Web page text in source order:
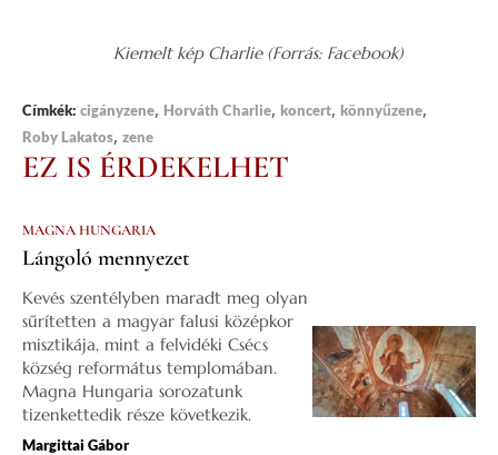
Kiemelt kép Charlie (Forrás: Facebook)
Címkék: cigányzene, Horváth Charlie, koncert, könnyűzene,
Roby Lakatos, zene
EZ IS ÉRDEKELHET
MAGNA HUNGARIA
Lángoló mennyezet
Kevés szentélyben maradt meg olyan
sűrítetten a magyar falusi középkor
misztikája, mint a felvidéki Csécs
község református templomában.
Magna Hungaria sorozatunk
tizenkettedik része következik.
Margittai Gábor